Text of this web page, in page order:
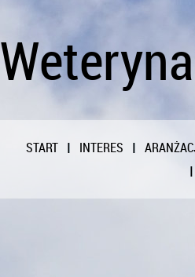
START INTERES